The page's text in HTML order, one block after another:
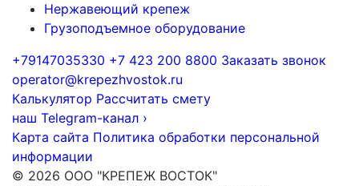
Нержавеющий крепеж
Грузоподъемное оборудование
+79147035330 +7 423 200 8800 Заказать звонок
operator@krepezhvostok.ru
Калькулятор Рассчитать смету
наш Telegram-канал ›
Карта сайта Политика обработки персональной
информации
© 2026 ООО "КРЕПЕЖ ВОСТОК"